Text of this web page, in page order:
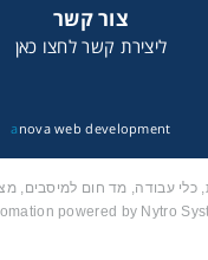
צור קשר
ליצירת קשר לחצו כאן
a nova web development
כלי עבודה, מד חום למיסבים,
powered by Nytro